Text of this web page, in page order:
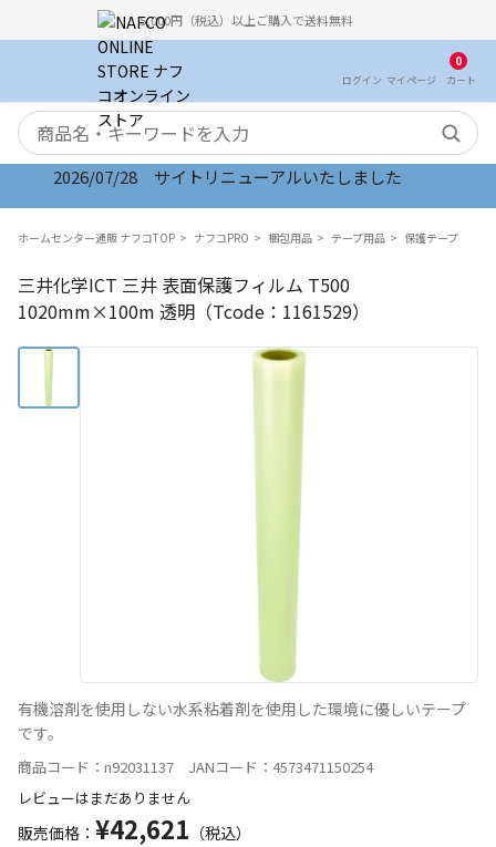
5,000円（税込）以上ご購入で送料無料
ログイン マイ ページ
0
カート
検索キーワード
2026/07/28 サイトリニューアルいたしました
ホームセンター通販 ナフコTOP ナフコPRO 梱包用品 テープ用品 保護テープ
三井化学ICT 三井 表面保護フィルム T500
1020mm×100m 透明（Tcode：1161529）
有機溶剤を使用しない水系粘着剤を使用した環境に優しいテープ
です。
商品コード：n92031137 JANコード：4573471150254
レビューはまだありません
販売価格： ¥42,621 （税込）